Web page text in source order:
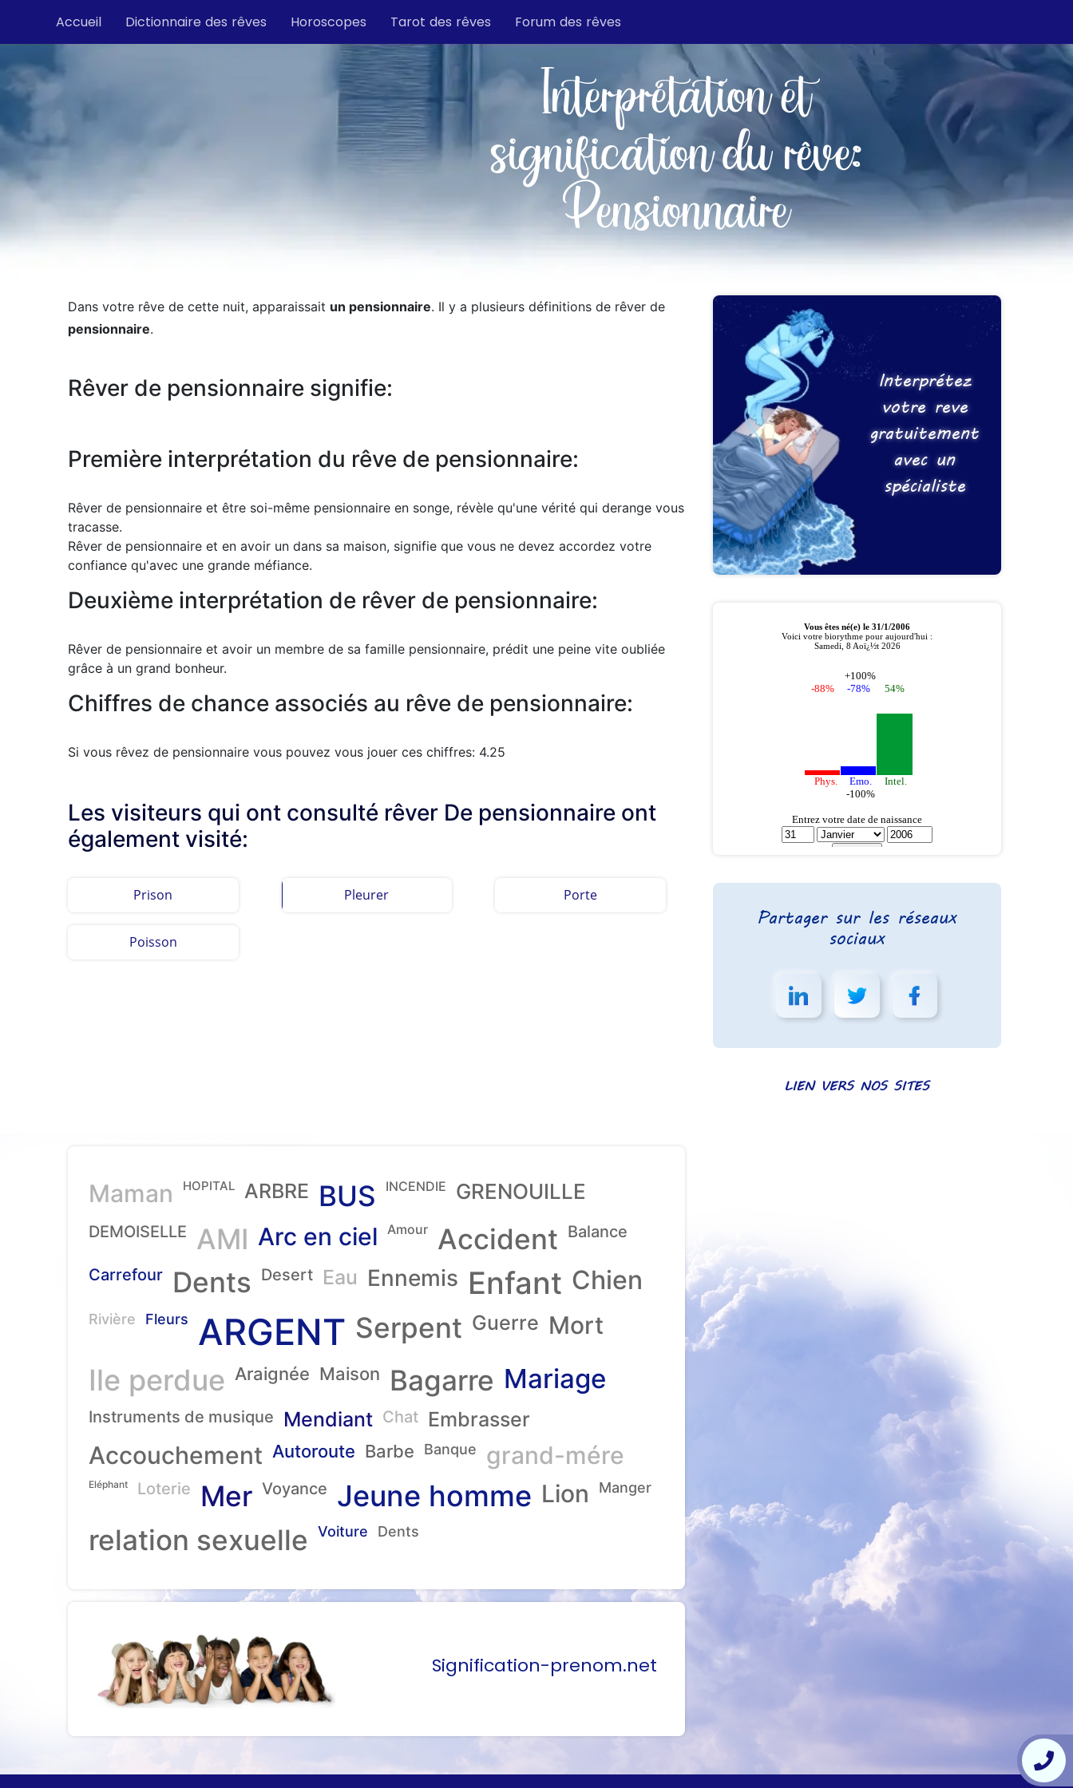
Accueil Dictionnaire des rêves Horoscopes Tarot des rêves Forum des rêves
Interprétation et
signification du rêve:
Pensionnaire
Dans votre rêve de cette nuit, apparaissait un pensionnaire. Il y a plusieurs définitions de rêver de
pensionnaire.
Rêver de pensionnaire signifie:
Première interprétation du rêve de pensionnaire:
Rêver de pensionnaire et être soi-même pensionnaire en songe, révèle qu'une vérité qui derange vous
tracasse.
Rêver de pensionnaire et en avoir un dans sa maison, signifie que vous ne devez accordez votre
confiance qu'avec une grande méfiance.
Deuxième interprétation de rêver de pensionnaire:
Rêver de pensionnaire et avoir un membre de sa famille pensionnaire, prédit une peine vite oubliée
grâce à un grand bonheur.
Chiffres de chance associés au rêve de pensionnaire:
Si vous rêvez de pensionnaire vous pouvez vous jouer ces chiffres: 4.25
Les visiteurs qui ont consulté rêver De pensionnaire ont
également visité:
Prison Pleurer Porte
Poisson
Interprétez
votre reve
gratuitement
avec un
spécialiste
Partager sur les réseaux
sociaux
LIEN VERS NOS SITES
Maman HOPITAL ARBRE BUS INCENDIE GRENOUILLE
DEMOISELLE AMI Arc en ciel Amour Accident Balance
Carrefour Dents Desert Eau Ennemis Enfant Chien
Rivière Fleurs ARGENT Serpent Guerre Mort
Ile perdue Araignée Maison Bagarre Mariage
Instruments de musique Mendiant Chat Embrasser
Accouchement Autoroute Barbe Banque grand-mére
Eléphant Loterie Mer Voyance Jeune homme Lion Manger
relation sexuelle Voiture Dents
Signification-prenom.net